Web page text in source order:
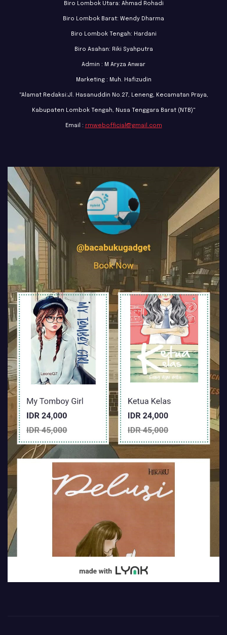
Biro Lombok Utara: Ahmad Rohadi
Biro Lombok Barat: Wendy Dharma
Biro Lombok Tengah: Hardani
Biro Asahan: Riki Syahputra
Admin : M Aryza Anwar
Marketing : Muh. Hafizudin
"Alamat Redaksi:Jl. Hasanuddin No.27, Leneng, Kecamatan Praya,
Kabupaten Lombok Tengah, Nusa Tenggara Barat (NTB)"
Email : rmwebofficial@gmail.com